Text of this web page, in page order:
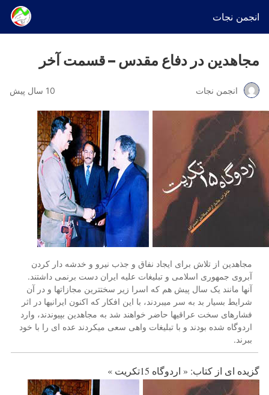
انجمن نجات
مجاهدین در دفاع مقدس – قسمت آخر
انجمن نجات 10 سال پیش
مجاهدین از تلاش برای ایجاد نفاق و جذب نیرو و خدشه دار کردن
آبروی جمهوری اسلامی و تبلیغات علیه ایران دست برنمی داشتند.
آنها مانند یک سال پیش هم که اسرا زیر سختترین مجازاتها و در آن
شرایط بسیار بد به سر میبردند، با این افکار که اکنون ایرانیها در اثر
فشارهای سخت عراقیها حاضر خواهند شد به مجاهدین بپیوندند، وارد
اردوگاه شده بودند و با تبلیغات واهی سعی میکردند عده ای را با خود
ببرند.
گزیده ای از کتاب: « اردوگاه 15تکریت »